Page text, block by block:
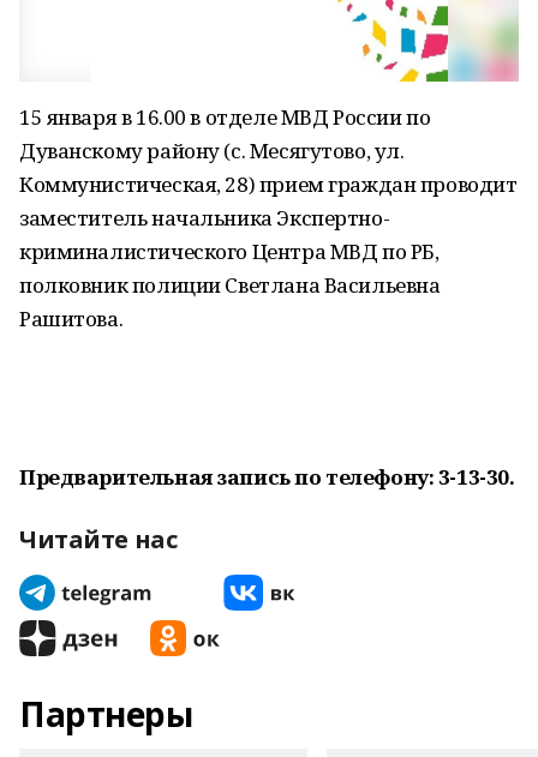
15 января в 16.00 в отделе МВД России по
Дуванскому району (с. Месягутово, ул.
Коммунистическая, 28) прием граждан проводит
заместитель начальника Экспертно-
криминалистического Центра МВД по РБ,
полковник полиции Светлана Васильевна
Рашитова.
Предварительная запись по телефону: 3-13-30.
Читайте нас
Партнеры